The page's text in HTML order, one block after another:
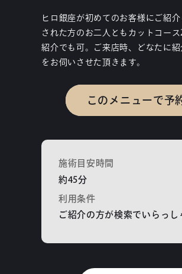
ヒロ銀座が初めてのお客様にご紹
された方のお二人ともカットコー
紹介でも可。ご来店時、どなたに
をお伺いさせた頂きます。
このメニューで予
施術目安時間
約45分
利用条件
ご紹介の方が検索でいらっし